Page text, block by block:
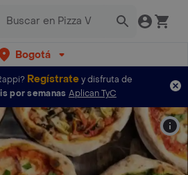
Bogotá
Regístratey disfruta de
por semanas Aplican TyC